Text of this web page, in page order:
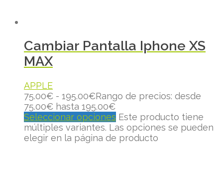
Cambiar Pantalla Iphone XS
MAX
APPLE
75.00€ - 195.00€Rango de precios: desde
75.00€ hasta 195.00€
Seleccionar opciones Este producto tiene
múltiples variantes. Las opciones se pueden
elegir en la página de producto